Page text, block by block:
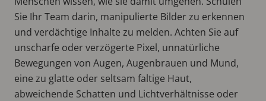
Sie Ihr Team darin, manipulierte Bilder zu erkennen
und verdächtige Inhalte zu melden. Achten Sie auf
unscharfe oder verzögerte Pixel, unnatürliche
Bewegungen von Augen, Augenbrauen und Mund,
eine zu glatte oder seltsam faltige Haut,
abweichende Schatten und Lichtverhältnisse oder